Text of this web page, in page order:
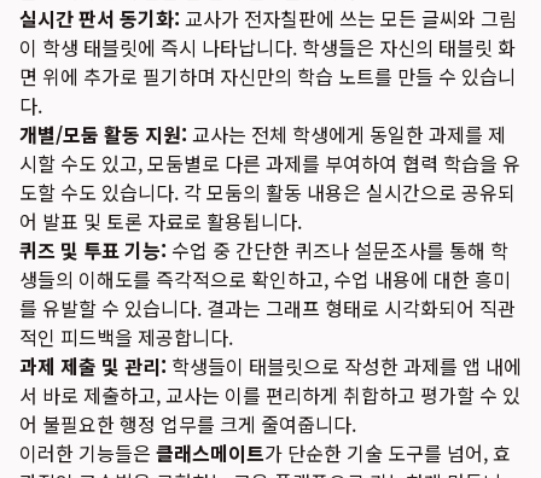
실시간 판서 동기화: 교사가 전자칠판에 쓰는 모든 글씨와 그림
이 학생 태블릿에 즉시 나타납니다. 학생들은 자신의 태블릿 화
면 위에 추가로 필기하며 자신만의 학습 노트를 만들 수 있습니
다.
개별/모둠 활동 지원: 교사는 전체 학생에게 동일한 과제를 제
시할 수도 있고, 모둠별로 다른 과제를 부여하여 협력 학습을 유
도할 수도 있습니다. 각 모둠의 활동 내용은 실시간으로 공유되
어 발표 및 토론 자료로 활용됩니다.
퀴즈 및 투표 기능: 수업 중 간단한 퀴즈나 설문조사를 통해 학
생들의 이해도를 즉각적으로 확인하고, 수업 내용에 대한 흥미
를 유발할 수 있습니다. 결과는 그래프 형태로 시각화되어 직관
적인 피드백을 제공합니다.
과제 제출 및 관리: 학생들이 태블릿으로 작성한 과제를 앱 내에
서 바로 제출하고, 교사는 이를 편리하게 취합하고 평가할 수 있
어 불필요한 행정 업무를 크게 줄여줍니다.
이러한 기능들은 클래스메이트가 단순한 기술 도구를 넘어, 효